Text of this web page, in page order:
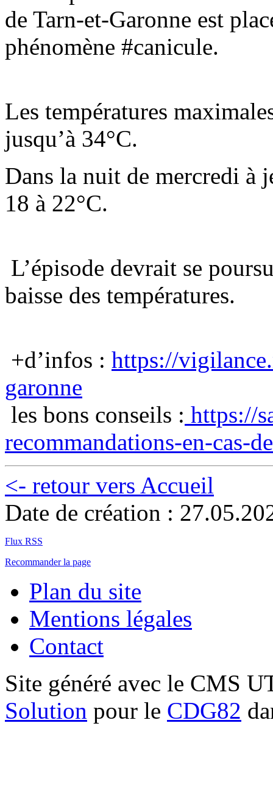
de Tarn-et-Garonne est
phénomène #canicule.
Les températures
jusqu’à 34°C.
Dans la nuit de mercredi à
18 à 22°C.
L’épisode devrait se
baisse des températures.
+d’infos : https://
garonne
les bons conseils : https://
recommandations-en-cas-
<- retour vers Accueil
Date de création :
Flux RSS
Recommander la page
Plan du site
Mentions légales
Contact
Site généré avec le CMS
Solution pour le CDG82